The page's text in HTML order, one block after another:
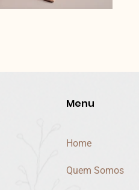
Menu
Home
Quem Somos